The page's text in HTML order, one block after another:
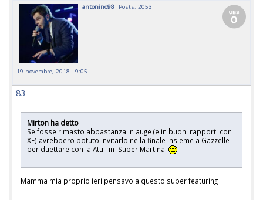
antonino98 Posts: 2053
19 novembre, 2018 - 9:05
83
Mirton ha detto
Se fosse rimasto abbastanza in auge (e in buoni rapporti con
XF) avrebbero potuto invitarlo nella finale insieme a Gazzelle
per duettare con la Attili in 'Super Martina'
Mamma mia proprio ieri pensavo a questo super featuring